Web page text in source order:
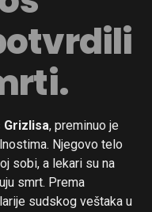
Grizlisa, preminuo je
Njegovo telo
sobi, a lekari su na
smrt. Prema
sudskog veštaka u